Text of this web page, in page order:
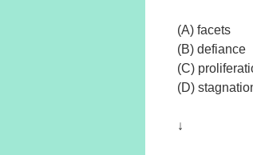
(A) facets
(B) defiance
(C)
(D)
↓